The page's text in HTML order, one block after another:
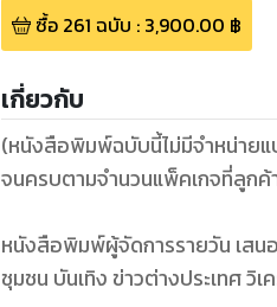
ซื้อ 261 ฉบับ : 3,900.00 ฿
เกี่ยวกับ
(หนังสือพิมพ์ฉบับนี้ไม่มีจำหน่าย
จนครบตามจำนวนแพ็คเกจที่ลูก
หนังสือพิมพ์ผู้จัดการรายวัน เสน
ชุมชน บันเทิง ข่าวต่างประเทศ วิเ